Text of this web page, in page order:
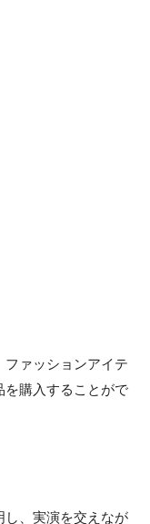
ファッションアイテ
を購入することがで
し、実演を交えなが